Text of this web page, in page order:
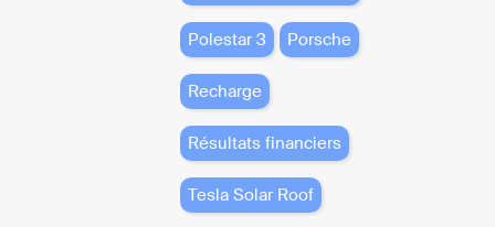
Polestar 3 Porsche
Recharge
Résultats financiers
Tesla Solar Roof